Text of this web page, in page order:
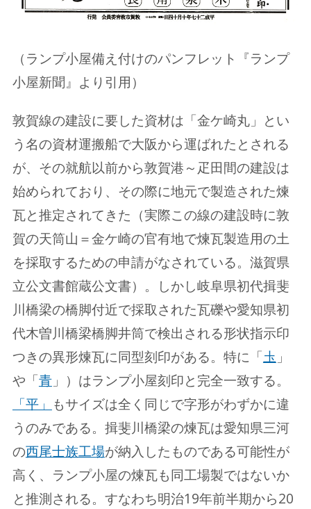
（ランプ小屋備え付けのパンフレット『ランプ
小屋新聞』より引用）
敦賀線の建設に要した資材は「金ケ崎丸」とい
う名の資材運搬船で大阪から運ばれたとされる
が、その就航以前から敦賀港～疋田間の建設は
始められており、その際に地元で製造された煉
瓦と推定されてきた（実際この線の建設時に敦
賀の天筒山＝金ケ崎の官有地で煉瓦製造用の土
を採取するための申請がなされている。滋賀県
立公文書館蔵公文書）。しかし岐阜県初代揖斐
川橋梁の橋脚付近で採取された瓦礫や愛知県初
代木曽川橋梁橋脚井筒で検出される形状指示印
つきの異形煉瓦に同型刻印がある。特に「圡」
や「青」）はランプ小屋刻印と完全一致する。
「平」 もサイズは全く同じで字形がわずかに違
うのみである。揖斐川橋梁の煉瓦は愛知県三河
の西尾士族工場が納入したものである可能性が
高く、ランプ小屋の煉瓦も同工場製ではないか
と推測される。すなわち明治19年前半期から20